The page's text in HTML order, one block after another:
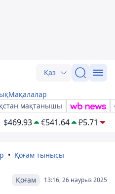
Қаз
Мақалалар
мақтанышы
$469.93 €541.64 ₽5.71
Қоғам тынысы
13:16, 26 наурыз 2025
Қоғам